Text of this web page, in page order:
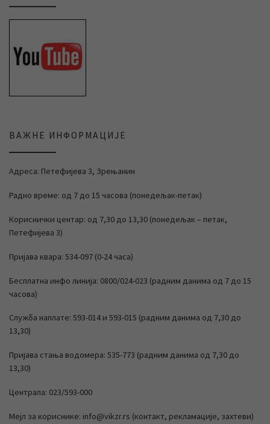
ВАЖНЕ ИНФОРМАЦИЈЕ
Адреса: Петефијева 3, Зрењанин
Радно време: од 7 до 15 часова (понедељак-петак)
Кориснички центар: од 7,30 до 13,30 (понедељак – петак,
Петефијева 3)
Пријава квара: 534-097 (0-24 часа)
Бесплатна инфо линија: 0800/024-023 (радним данима од 7 до 15
часова)
Служба наплате: 593-014 и 593-015 (радним данима од 7,30 до
13,30)
Пријава стања водомера: 535-773 (радним данима од 7,30 до
13,30)
Централа: 023/593-000
Мејл за кориснике: info@vikzr.rs (контакт, рекламације, захтеви)